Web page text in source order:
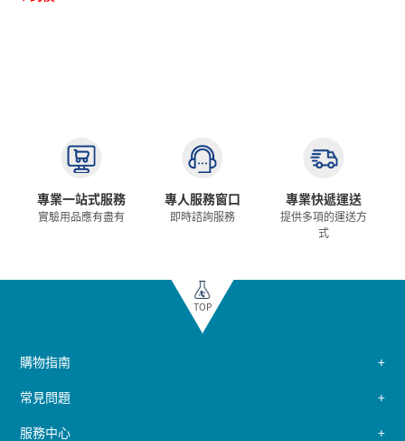
專業一站式服務
實驗用品應有盡有
專人服務窗口
即時諮詢服務
專業快遞運送
提供多項的運送方
式
TOP
購物指南
常見問題
服務中心